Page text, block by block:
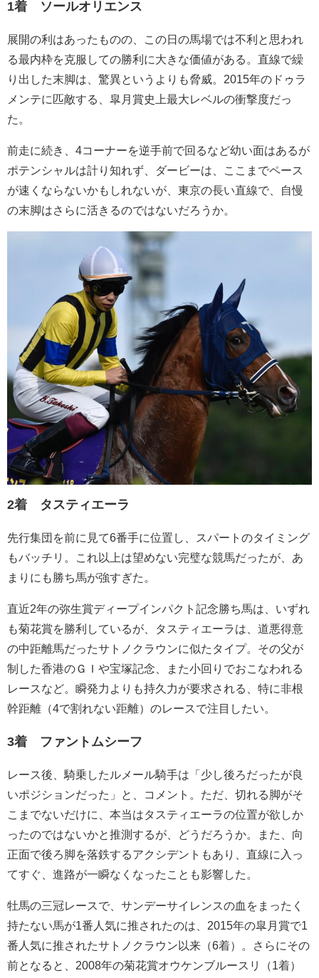
1着 ソールオリエンス
展開の利はあったものの、この日の馬場では不利と思われ
る最内枠を克服しての勝利に大きな価値がある。直線で繰
り出した末脚は、驚異というよりも脅威。2015年のドゥラ
メンテに匹敵する、皐月賞史上最大レベルの衝撃度だっ
た。
前走に続き、4コーナーを逆手前で回るなど幼い面はあるが
ポテンシャルは計り知れず、ダービーは、ここまでペース
が速くならないかもしれないが、東京の長い直線で、自慢
の末脚はさらに活きるのではないだろうか。
2着 タスティエーラ
先行集団を前に見て6番手に位置し、スパートのタイミング
もバッチリ。これ以上は望めない完璧な競馬だったが、あ
まりにも勝ち馬が強すぎた。
直近2年の弥生賞ディープインパクト記念勝ち馬は、いずれ
も菊花賞を勝利しているが、タスティエーラは、道悪得意
の中距離馬だったサトノクラウンに似たタイプ。その父が
制した香港のＧＩや宝塚記念、また小回りでおこなわれる
レースなど。瞬発力よりも持久力が要求される、特に非根
幹距離（4で割れない距離）のレースで注目したい。
3着 ファントムシーフ
レース後、騎乗したルメール騎手は「少し後ろだったが良
いポジションだった」と、コメント。ただ、切れる脚がそ
こまでないだけに、本当はタスティエーラの位置が欲しか
ったのではないかと推測するが、どうだろうか。また、向
正面で後ろ脚を落鉄するアクシデントもあり、直線に入っ
てすぐ、進路が一瞬なくなったことも影響した。
牡馬の三冠レースで、サンデーサイレンスの血をまったく
持たない馬が1番人気に推されたのは、2015年の皐月賞で1
番人気に推されたサトノクラウン以来（6着）。さらにその
前となると、2008年の菊花賞オウケンブルースリ（1着）